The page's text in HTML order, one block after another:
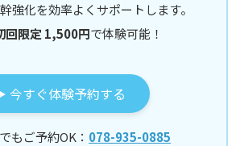
強化を効率よくサポートします。
回限定 1,500円で体験可能！
今すぐ体験予約する
もご予約OK： 078-935-0885